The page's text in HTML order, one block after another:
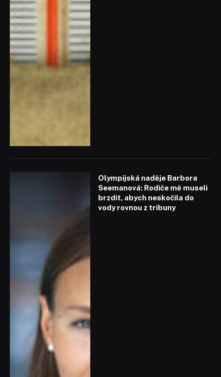
Olympijská naděje Barbora
Seemanová: Rodiče mě museli
brzdit, abych neskočila do
vody rovnou z tribuny